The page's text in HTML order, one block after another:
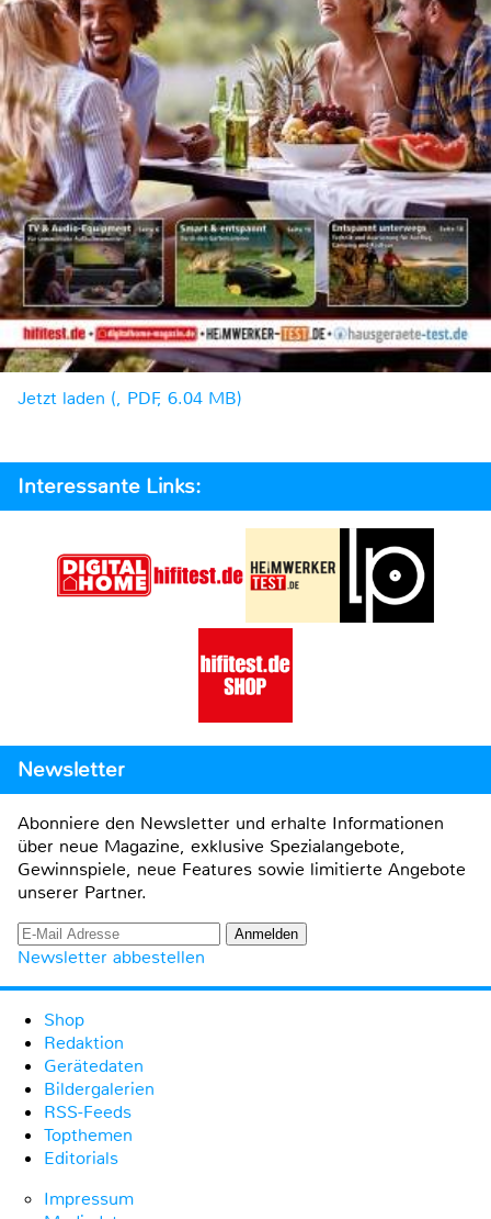
Jetzt laden (, PDF, 6.04 MB)
Interessante Links:
Newsletter
Abonniere den Newsletter und erhalte Informationen
über neue Magazine, exklusive Spezialangebote,
Gewinnspiele, neue Features sowie limitierte Angebote
unserer Partner.
Newsletter abbestellen
Shop
Redaktion
Gerätedaten
Bildergalerien
RSS-Feeds
Topthemen
Editorials
Impressum